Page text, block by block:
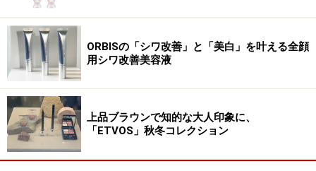
ORBISの「シワ改善」と「美白」を叶える全顔
用シワ改善美容液
上品ブラウンで知的な大人印象に、
「ETVOS」秋冬コレクション